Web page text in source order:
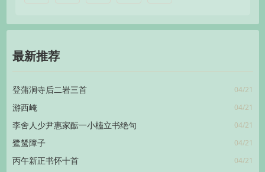
最新推荐
登蒲涧寺后二岩三首 04/21
游西崦 04/21
李舍人少尹惠家酝一小榼立书绝句 04/21
鹭鸶障子 04/21
丙午新正书怀十首 04/21